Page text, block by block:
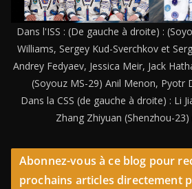
Dans l'ISS : (De gauche à droite) :
Williams, Sergey Kud-Sverchkov et
Andrey Fedyaev, Jessica Meir, Jack
(Soyouz MS-29) Anil Menon, Pyotr
Dans la CSS (de gauche à droite) : Li
Zhang Zhiyuan (Shenzhou-23)
Abonnez-vous à ce blog pour
prochains articles directement